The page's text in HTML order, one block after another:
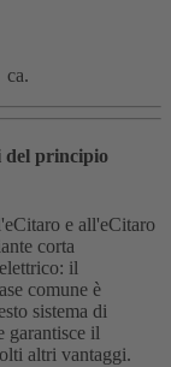
ca.
del principio
e all'eCitaro
corta
il
comune è
sistema di
garantisce il
altri vantaggi.